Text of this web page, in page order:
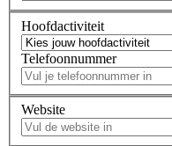
Hoofdactiviteit
Telefoonnummer
Website